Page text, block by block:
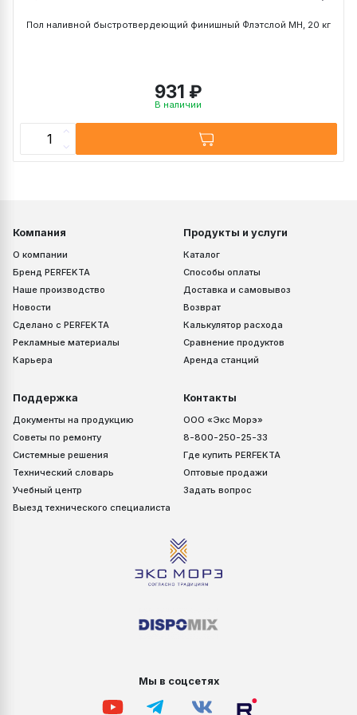
Пол наливной быстротвердеющий финишный Флэтслой МН, 20 кг
931 ₽
В наличии
Компания
О компании
Бренд PERFEKTA
Наше производство
Новости
Сделано с PERFEKTA
Рекламные материалы
Карьера
Продукты и услуги
Каталог
Способы оплаты
Доставка и самовывоз
Возврат
Калькулятор расхода
Сравнение продуктов
Аренда станций
Поддержка
Документы на продукцию
Советы по ремонту
Системные решения
Технический словарь
Учебный центр
Выезд технического специалиста
Контакты
ООО «Экс Морэ»
8-800-250-25-33
Где купить PERFEKTA
Оптовые продажи
Задать вопрос
Мы в соцсетях